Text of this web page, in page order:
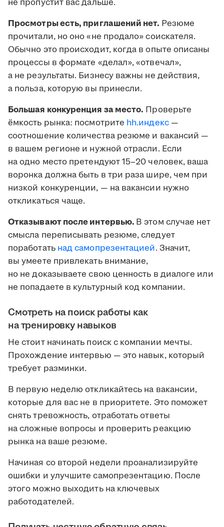
не пропустит вас дальше.
Просмотры есть, приглашений нет. Резюме
прочитали, но оно «не продало» соискателя.
Обычно это происходит, когда в опыте описаны
процессы в формате «делал», «отвечал»,
а не результаты. Бизнесу важны не действия,
а польза, которую вы принесли.
Большая конкуренция за место. Проверьте
ёмкость рынка: посмотрите hh.индекс—
соотношение количества резюме и вакансий —
в вашем регионе и нужной отрасли. Если
на одно место претендуют 15–20 человек, ваша
воронка должна быть в три раза шире, чем при
низкой конкуренции, — на вакансии нужно
откликаться чаще.
Отказывают после интервью. В этом случае нет
смысла переписывать резюме, следует
поработать над самопрезентацией. Значит,
вы умеете привлекать внимание,
но не доказываете свою ценность в диалоге или
не попадаете в культурный код компании.
Смотреть на поиск работы как
на тренировку навыков
Не стоит начинать поиск с компании мечты.
Прохождение интервью — это навык, который
требует разминки.
В первую неделю откликайтесь на вакансии,
которые для вас не в приоритете. Это поможет
снять тревожность, отработать ответы
на сложные вопросы и проверить реакцию
рынка на ваше резюме.
Начиная со второй недели проанализируйте
ошибки и улучшите самопрезентацию. После
этого можно выходить на ключевых
работодателей.